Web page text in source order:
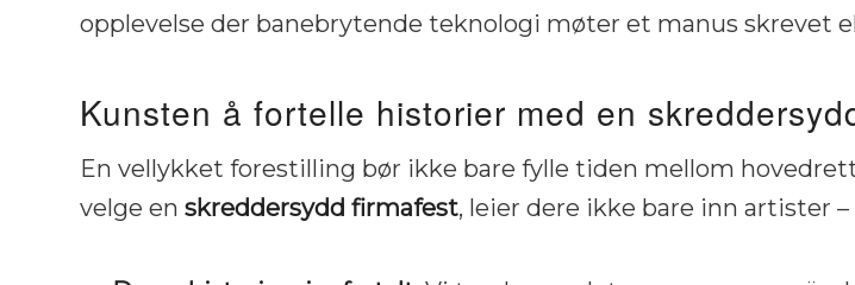
opplevelse der banebrytende teknologi møter et manus skrevet
Kunsten å fortelle historier med en
En vellykket forestilling bør ikke bare fylle tiden mellom
velge en skreddersydd firmafest, leier dere ikke bare inn artister